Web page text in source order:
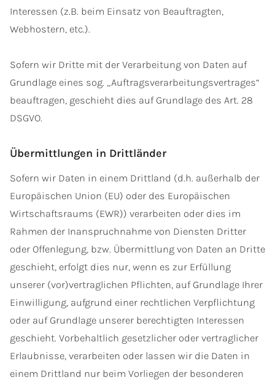
Interessen (z.B. beim Einsatz von Beauftragten,
Webhostern, etc.).
Sofern wir Dritte mit der Verarbeitung von Daten auf
Grundlage eines sog. „Auftragsverarbeitungsvertrages“
beauftragen, geschieht dies auf Grundlage des Art. 28
DSGVO.
Übermittlungen in Drittländer
Sofern wir Daten in einem Drittland (d.h. außerhalb der
Europäischen Union (EU) oder des Europäischen
Wirtschaftsraums (EWR)) verarbeiten oder dies im
Rahmen der Inanspruchnahme von Diensten Dritter
oder Offenlegung, bzw. Übermittlung von Daten an Dritte
geschieht, erfolgt dies nur, wenn es zur Erfüllung
unserer (vor)vertraglichen Pflichten, auf Grundlage Ihrer
Einwilligung, aufgrund einer rechtlichen Verpflichtung
oder auf Grundlage unserer berechtigten Interessen
geschieht. Vorbehaltlich gesetzlicher oder vertraglicher
Erlaubnisse, verarbeiten oder lassen wir die Daten in
einem Drittland nur beim Vorliegen der besonderen